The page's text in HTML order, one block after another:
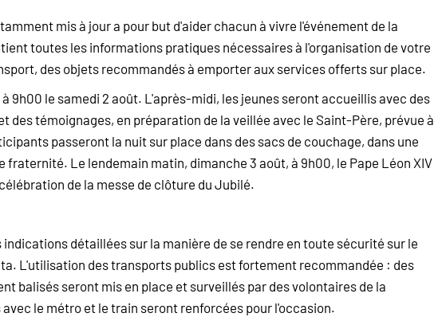
mis à jour a pour but d'aider chacun à vivre l'événement de la
toutes les informations pratiques nécessaires à l'organisation de votre
des objets recommandés à emporter aux services offerts sur place.
9h00 le samedi 2 août. L'après-midi, les jeunes seront accueillis avec des
des témoignages, en préparation de la veillée avec le Saint-Père, prévue à
passeront la nuit sur place dans des sacs de couchage, dans une
fraternité. Le lendemain matin, dimanche 3 août, à 9h00, le Pape Léon XIV
de la messe de clôture du Jubilé.
détaillées sur la manière de se rendre en toute sécurité sur le
L'utilisation des transports publics est fortement recommandée : des
balisés seront mis en place et surveillés par des volontaires de la
le métro et le train seront renforcées pour l'occasion.